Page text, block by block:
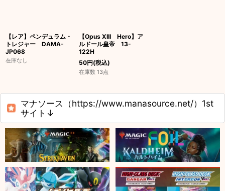
【レア】ペンデュラム・
トレジャー DAMA-
JP068
在庫なし
【Opus XIII Hero】ア
ルドール皇帝 13-
122H
50円(税込)
在庫数 13点
マナソース（https://www.manasource.net/）1st
サイト↓